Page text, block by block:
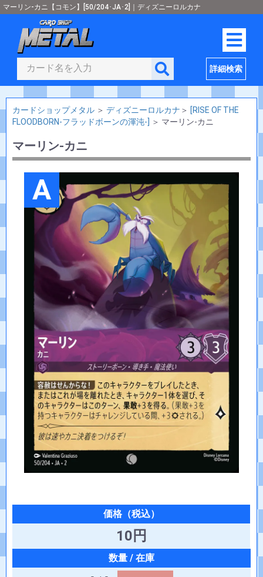
マーリン-カニ【コモン】[50/204･JA･2]｜ディズニーロルカナ
詳細検索
カードショップメタル ＞ ディズニーロルカナ ＞ [RISE OF THE
FLOODBORN-フラッドボーンの渾沌-]
＞ マーリン-カニ
マーリン-カニ
A
10円